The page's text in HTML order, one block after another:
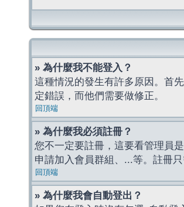
» 為什麼我不能登入？
這種情況的發生有許多原因。首
定錯誤，而他們需要做修正。
回頂端
» 為什麼我必須註冊？
您不一定要註冊，這要看管理員
申請加入會員群組、...等。註冊
回頂端
» 為什麼我會自動登出？